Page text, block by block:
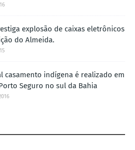
explosão de caixas eletrônicos
do Almeida.
casamento indígena é realizado em
Seguro no sul da Bahia